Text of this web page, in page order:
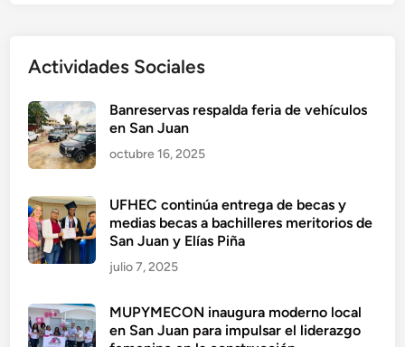
Actividades Sociales
Banreservas respalda feria de vehículos
en San Juan
octubre 16, 2025
UFHEC continúa entrega de becas y
medias becas a bachilleres meritorios de
San Juan y Elías Piña
julio 7, 2025
MUPYMECON inaugura moderno local
en San Juan para impulsar el liderazgo